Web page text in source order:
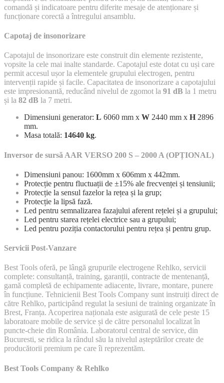
comandă și indicatoare pentru diferite mesaje de atenționare și
funcționare corectă a întregului ansamblu.
Capotaj de insonorizare
Capotajul de insonorizare este construit din elemente rezistente,
vopsite la cele mai inalte standarde. Capotajul este dotat cu uși care
permit accesul ușor la elementele grupului electrogen, pentru
intervenții rapide și facile. Capacitatea de insonorizare a capotajului
este impresionantă, reducând nivelul de zgomot la 91 dB la 1 metru
și la 82 dB la 7 metri.
Dimensiuni generator: L 6060 mm x W 2440 mm x H 2896
mm.
Masa totală: 14640 kg.
Inversor de sursă AAR VERSO 200 S – 2000 A (OPȚIONAL)
Dimensiuni panou: 1600mm x 606mm x 442mm.
Protecție pentru fluctuații de ±15% ale frecvenței și tensiunii;
Protecție la sensul fazelor la rețea și la grup;
Protecție la lipsă fază.
Led pentru semnalizarea fazajului aferent rețelei și a grupului;
Led pentru starea rețelei electrice sau a grupului;
Led pentru poziția contactorului pentru rețea și pentru grup.
Servicii Post-Vanzare
Best Tools oferă, pe lângă grupurile electrogene Rehlko, servicii
complete: consultanță, training, garanții, contracte de mentenanță,
gamă completă de echipamente adiacente, livrare, montare, punere
în funcțiune. Tehnicienii Best Tools Company sunt instruiți direct de
către Rehlko, participând regulat la sesiuni de training organizate în
Brest, Franța. Acoperirea naționala este asigurată de cele peste 15
laboratoare mobile de service și de către personalul localizat în
puncte-cheie din România. Laboratorul central de service, din
Bucuresti, se ridica la rândul său la nivelul așteptărilor create de
producătorii premium pe care îi reprezentăm.
Best Tools Company & Rehlko